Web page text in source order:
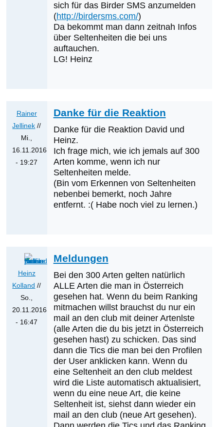
sich für das Birder SMS anzumelden
(http://birdersms.com/)
Da bekommt man dann zeitnah Infos
über Seltenheiten die bei uns
auftauchen.
LG! Heinz
Rainer
Jellinek //
Mi.,
16.11.2016
- 19:27
sein?
von
Klaus
Cerjak
Danke für die Reaktion
Danke für die Reaktion David und
Heinz.
Ich frage mich, wie ich jemals auf 300
Arten komme, wenn ich nur
Seltenheiten melde.
(Bin vom Erkennen von Seltenheiten
nebenbei bemerkt, noch Jahre
entfernt. :( Habe noch viel zu lernen.)
Heinz
Kolland //
So.,
20.11.2016
- 16:47
Meldungen
Bei den 300 Arten gelten natürlich
ALLE Arten die man in Österreich
gesehen hat. Wenn du beim Ranking
mitmachen willst brauchst du nur ein
mail an den club mit deiner Artenlste
(alle Arten die du bis jetzt in Österreich
gesehen hast) zu schicken. Das sind
dann die Tics die man bei den Profilen
der User anklicken kann. Wenn du
eine Seltenheit an den club meldest
wird die Liste automatisch aktualisiert,
wenn du eine neue Art, die keine
Seltenheit ist, siehst dann wieder ein
mail an den club (neue Art gesehen).